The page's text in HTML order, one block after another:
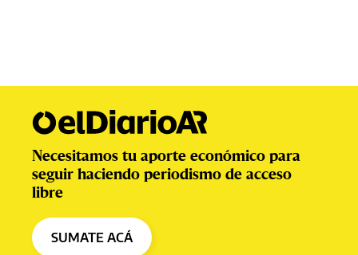
Necesitamos tu aporte económico para
seguir haciendo periodismo de acceso
libre
SUMATE ACÁ